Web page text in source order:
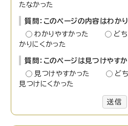
たなかった
質問：このページの内容はわか
わかりやすかった
ど
かりにくかった
質問：このページは見つけやす
見つけやすかった
ど
見つけにくかった
送信